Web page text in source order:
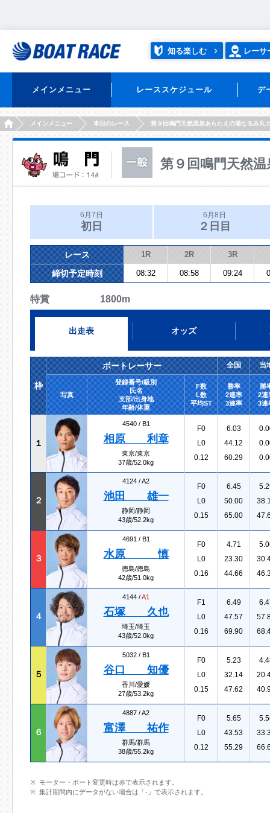
知る楽しむ レーサ
メインメニュー レーススケジュール デ
HOMEメインメニュー 本日のレース 第９回鳴門天然温泉あらたえの湯なるみ丸
第９回鳴門天然
6月7日
初日
6月8日
２日目
レース 1R 2R 3R
締切予定時刻 08:32 08:58 09:24
特賞 1800m
出走表 オッズ
枠
ボートレーサー 全国 当
写真
登録番号/級別
氏名
支部/出身地
年齢/体重
F数
L数
平均ST
勝率
2連率
3連率
勝
2連
3連
１
4540 / B1
相原 利章
東京/東京
37歳/52.0kg
F0
L0
0.12
6.03
44.12
60.29
２
4124 /A2
池田 雄一
静岡/静岡
43歳/52.2kg
F0
L0
0.15
6.45
50.00
65.00
３
4691 / B1
水原 慎
徳島/徳島
42歳/51.0kg
F0
L0
0.16
4.71
23.30
44.66
４
4144 /A1
石塚 久也
埼玉/埼玉
43歳/52.0kg
F1
L0
0.16
6.49
47.57
69.90
５
5032 / B1
谷口 知優
香川/愛媛
27歳/53.2kg
F0
L0
0.15
5.23
32.14
47.62
６
4887 /A2
富澤 祐作
群馬/群馬
38歳/55.2kg
F0
L0
0.12
5.65
43.53
55.29
モーター・ボート変更時は赤で表示されます。
集計期間内にデータがない場合は「-」で表示されます。